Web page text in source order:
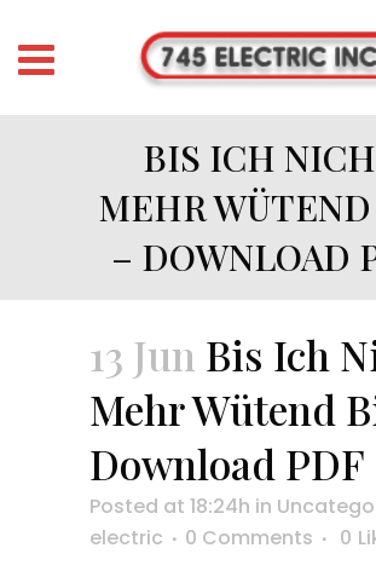
BIS ICH
MEHR
– DOWNLOAD
13 Jun Bis Ich
Mehr Wütend
Download PDF
Posted at 18:24h in
electric
0 Comments 0